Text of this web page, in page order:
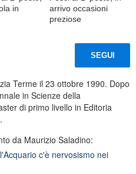
in
arrivo occasioni
preziose
SEGUI
Terme il 23 ottobre 1990. Dopo
in Scienze della
di primo livello in Editoria
da Maurizio Saladino:
c'è nervosismo nei